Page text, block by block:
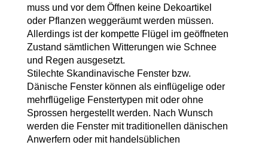
muss und vor dem Öffnen keine Dekoartikel
oder Pflanzen weggeräumt werden müssen.
Allerdings ist der kompette Flügel im geöffneten
Zustand sämtlichen Witterungen wie Schnee
und Regen ausgesetzt.
Stilechte Skandinavische Fenster bzw.
Dänische Fenster können als einflügelige oder
mehrflügelige Fenstertypen mit oder ohne
Sprossen hergestellt werden. Nach Wunsch
werden die Fenster mit traditionellen dänischen
Anwerfern oder mit handelsüblichen